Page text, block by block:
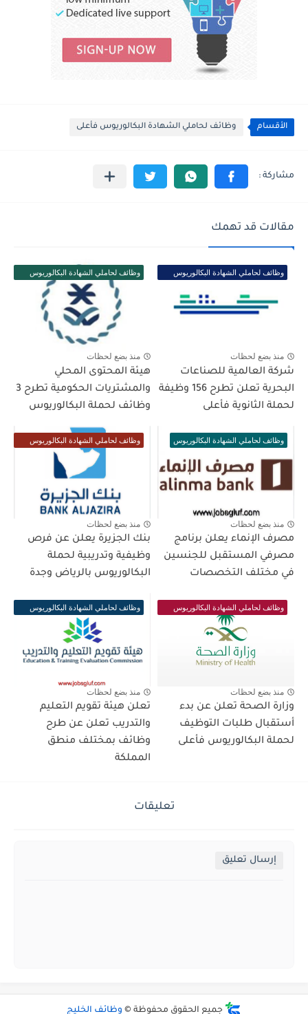
الأقسام وظائف لحاملي الشهادة البكالوريوس فأعلى
مقالات قد تهمك
وظائف لحاملي الشهادة البكالوريوس
منذ بضع لحظات
شركة العالمية للصناعات
البحرية تعلن تطرح 156 وظيفة
لحملة الثانوية فأعلى
وظائف لحاملي الشهادة البكالوريوس
منذ بضع لحظات
هيئة المحتوى المحلي
والمشتريات الحكومية تطرح 3
وظائف لحملة البكالوريوس
وظائف لحاملي الشهادة البكالوريوس
منذ بضع لحظات
مصرف الإنماء يعلن برنامج
مصرفي المستقبل للجنسين
في مختلف التخصصات
وظائف لحاملي الشهادة البكالوريوس
منذ بضع لحظات
بنك الجزيرة يعلن عن فرص
وظيفية وتدريبية لحملة
البكالوريوس بالرياض وجدة
وظائف لحاملي الشهادة البكالوريوس
منذ بضع لحظات
وزارة الصحة تعلن عن بدء
أستقبال طلبات التوظيف
لحملة البكالوريوس فأعلى
وظائف لحاملي الشهادة البكالوريوس
منذ بضع لحظات
تعلن هيئة تقويم التعليم
والتدريب تعلن عن طرح
وظائف بمختلف منطق
المملكة
تعليقات
إرسال تعليق
جميع الحقوق محفوظة © وظائف الخليج